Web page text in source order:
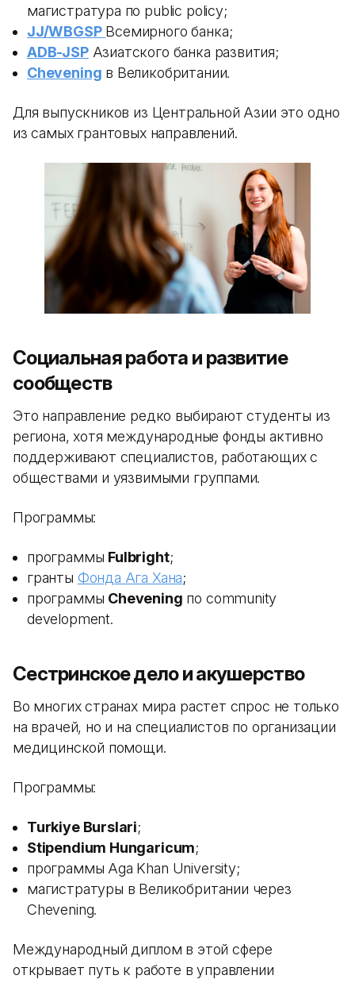
магистратура по public policy;
JJ/WBGSP Всемирного банка;
ADB-JSPАзиатского банка развития;
Chevening в Великобритании.
Для выпускников из Центральной Азии это одно
из самых грантовых направлений.
Социальная работа и развитие
сообществ
Это направление редко выбирают студенты из
региона, хотя международные фонды активно
поддерживают специалистов, работающих с
обществами и уязвимыми группами.
Программы:
программы Fulbright;
гранты Фонда Ага Хана;
программы Chevening по community
development.
Сестринское дело и акушерство
Во многих странах мира растет спрос не только
на врачей, но и на специалистов по организации
медицинской помощи.
Программы:
Turkiye Burslari;
Stipendium Hungaricum;
программы Aga Khan University;
магистратуры в Великобритании через
Chevening.
Международный диплом в этой сфере
открывает путь к работе в управлении